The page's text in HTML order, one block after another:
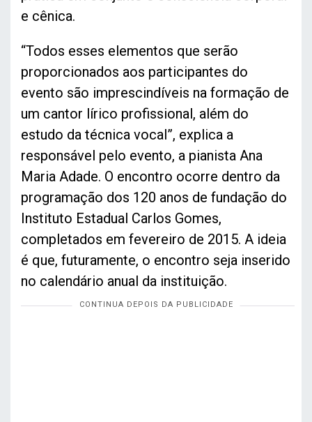
e cênica.
“Todos esses elementos que serão
proporcionados aos participantes do
evento são imprescindíveis na formação de
um cantor lírico profissional, além do
estudo da técnica vocal”, explica a
responsável pelo evento, a pianista Ana
Maria Adade. O encontro ocorre dentro da
programação dos 120 anos de fundação do
Instituto Estadual Carlos Gomes,
completados em fevereiro de 2015. A ideia
é que, futuramente, o encontro seja inserido
no calendário anual da instituição.